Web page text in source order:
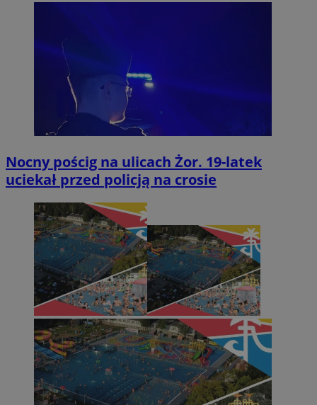
Nocny pościg na ulicach Żor. 19-latek
uciekał przed policją na crosie